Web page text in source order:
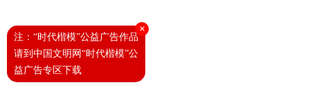
×
注：“时代楷模”公益广告作品
请到中国文明网“时代楷模”公
益广告专区下载